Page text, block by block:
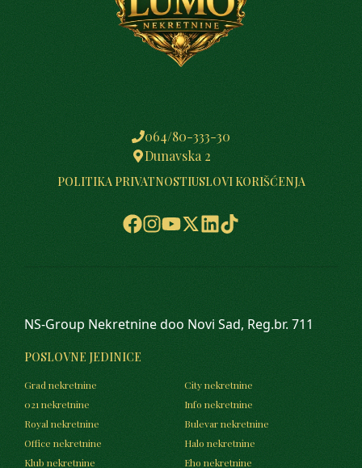
064/80-333-30
Dunavska 2
POLITIKA PRIVATNOSTIUSLOVI KORIŠĆENJA
NS-Group Nekretnine doo Novi Sad, Reg.br. 711
POSLOVNE JEDINICE
Grad nekretnine
City nekretnine
021 nekretnine
Info nekretnine
Royal nekretnine
Bulevar nekretnine
Office nekretnine
Halo nekretnine
Klub nekretnine
Eho nekretnine